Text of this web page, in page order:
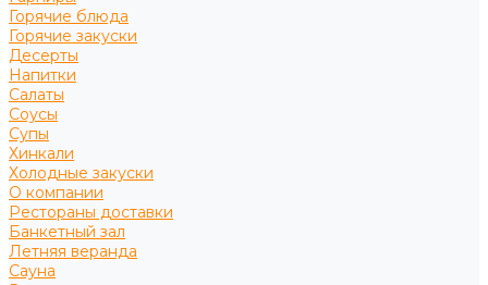
Горячие блюда
Горячие закуски
Десерты
Напитки
Салаты
Соусы
Супы
Хинкали
Холодные закуски
О компании
Рестораны доставки
Банкетный зал
Летняя веранда
Сауна